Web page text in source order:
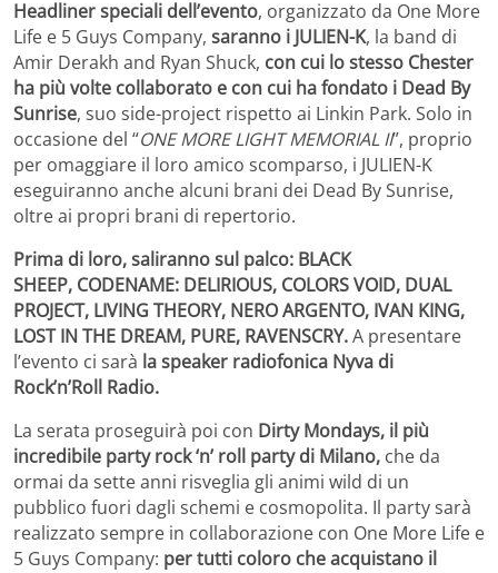
Headliner speciali dell’evento, organizzato da One More
Life e 5 Guys Company, saranno i JULIEN-K, la band di
Amir Derakh and Ryan Shuck, con cui lo stesso Chester
ha più volte collaborato e con cui ha fondato i Dead By
Sunrise, suo side-project rispetto ai Linkin Park. Solo in
occasione del “ONE MORE LIGHT MEMORIAL II”, proprio
per omaggiare il loro amico scomparso, i JULIEN-K
eseguiranno anche alcuni brani dei Dead By Sunrise,
oltre ai propri brani di repertorio.
Prima di loro, saliranno sul palco: BLACK
SHEEP, CODENAME: DELIRIOUS, COLORS VOID, DUAL
PROJECT, LIVING THEORY, NERO ARGENTO, IVAN KING,
LOST IN THE DREAM, PURE, RAVENSCRY.A presentare
l’evento ci sarà la speaker radiofonica Nyva di
Rock’n’Roll Radio.
La serata proseguirà poi con Dirty Mondays, il più
incredibile party rock ‘n’ roll party di Milano, che da
ormai da sette anni risveglia gli animi wild di un
pubblico fuori dagli schemi e cosmopolita. Il party sarà
realizzato sempre in collaborazione con One More Life e
5 Guys Company: per tutti coloro che acquistano il